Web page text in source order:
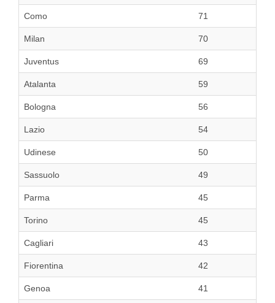
Como 71
Milan 70
Juventus 69
Atalanta 59
Bologna 56
Lazio 54
Udinese 50
Sassuolo 49
Parma 45
Torino 45
Cagliari 43
Fiorentina 42
Genoa 41